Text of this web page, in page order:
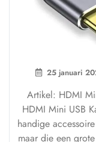
25 januari
Artikel: HDMI
HDMI Mini USB
handige
maar die een